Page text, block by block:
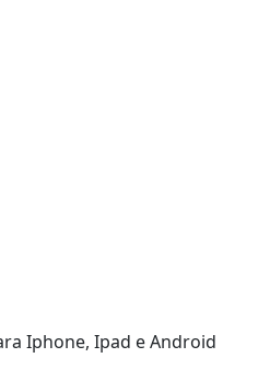
Iphone, Ipad e Android